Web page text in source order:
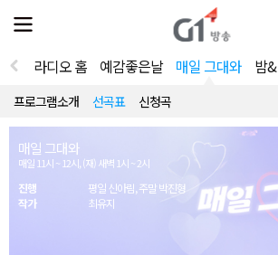
전
체
뉴
열
라디오 홈 예감좋은날 매일 그대와 밤&
프로그램소개 선곡표 신청곡
매일 그대와
매일 11시 ~ 12시, (재) 새벽 1시 ~ 2시
진행
평일 신아림, 주말 박진형
작가
최유지